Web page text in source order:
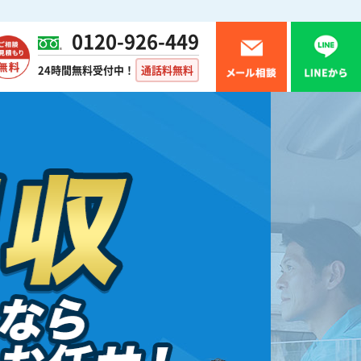
0120-926-449
24時間無料受付中！ 通話料無料